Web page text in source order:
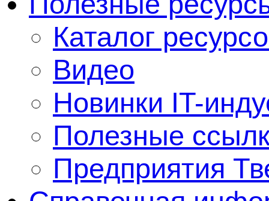
Каталог
Видео
Новинки IT-
Полезные
Предприятия